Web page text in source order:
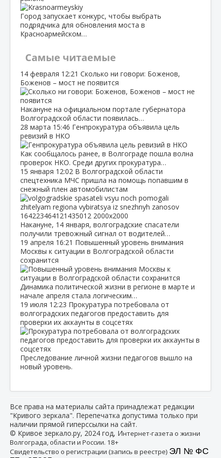
Город запускает конкурс, чтобы выбрать
подрядчика для обновления моста в
Красноармейском…
Самые читаемые
14 февраля 12:21 Сколько ни говори: Боженов,
Боженов – мост не появится
Накануне на официальном портале губернатора
Волгоградской области появилась…
28 марта 15:46 Генпрокуратура объявила цель
ревизий в НКО
Как сообщалось ранее, в Волгограде пошла волна
проверок НКО. Среди других прокуратура…
15 января 12:02 В Волгоградской области
спецтехника МЧС пришла на помощь попавшим в
снежный плен автомобилистам
Накануне, 14 января, волгоградские спасатели
получили тревожный сигнал от водителей…
19 апреля 16:21 Повышенный уровень внимания
Москвы к ситуации в Волгоградской области
сохранится
Динамика политической жизни в регионе в марте и
начале апреля стала логическим…
19 июля 12:23 Прокуратура потребовала от
волгоградских педагогов предоставить для
проверки их аккаунты в соцсетях
Преследование личной жизни педагогов вышло на
новый уровень.
Все права на материалы сайта принадлежат редакции
"Кривого зеркала". Перепечатка допустима только при
наличии прямой гиперссылки на сайт.
© Кривое зеркало.ру, 2024 год, Интернет-газета о жизни
Волгограда, области и России. 18+
Свидетельство о регистрации (запись в реестре) ЭЛ № ФС